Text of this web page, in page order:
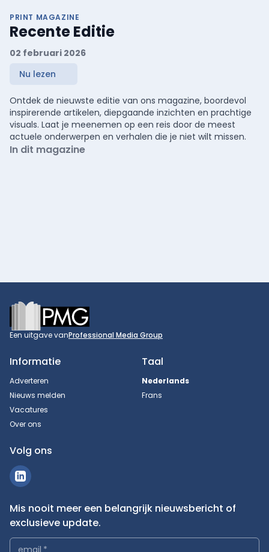
PRINT MAGAZINE
Recente Editie
02 februari 2026
Nu lezen
Ontdek de nieuwste editie van ons magazine, boordevol
inspirerende artikelen, diepgaande inzichten en prachtige
visuals. Laat je meenemen op een reis door de meest
actuele onderwerpen en verhalen die je niet wilt missen.
In dit magazine
Footer
Een uitgave vanProfessional Media Group
Informatie
Adverteren
Nieuws melden
Vacatures
Over ons
Taal
Nederlands
Frans
Volg ons
Mis nooit meer een belangrijk nieuwsbericht of
exclusieve update.
email *